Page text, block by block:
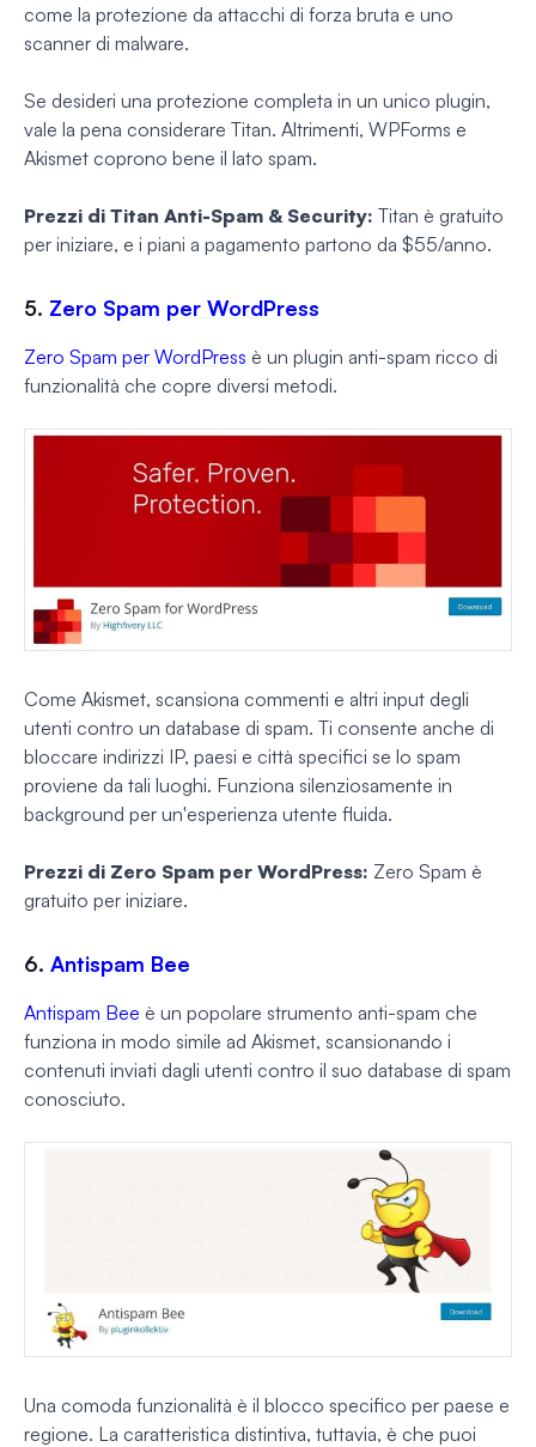
come la protezione da attacchi di forza bruta e uno
scanner di malware.
Se desideri una protezione completa in un unico plugin,
vale la pena considerare Titan. Altrimenti, WPForms e
Akismet coprono bene il lato spam.
Prezzi di Titan Anti-Spam & Security: Titan è gratuito
per iniziare, e i piani a pagamento partono da $55/anno.
5. Zero Spam per WordPress
Zero Spam per WordPress è un plugin anti-spam ricco di
funzionalità che copre diversi metodi.
Come Akismet, scansiona commenti e altri input degli
utenti contro un database di spam. Ti consente anche di
bloccare indirizzi IP, paesi e città specifici se lo spam
proviene da tali luoghi. Funziona silenziosamente in
background per un'esperienza utente fluida.
Prezzi di Zero Spam per WordPress: Zero Spam è
gratuito per iniziare.
6. Antispam Bee
Antispam Bee è un popolare strumento anti-spam che
funziona in modo simile ad Akismet, scansionando i
contenuti inviati dagli utenti contro il suo database di spam
conosciuto.
Una comoda funzionalità è il blocco specifico per paese e
regione. La caratteristica distintiva, tuttavia, è che puoi